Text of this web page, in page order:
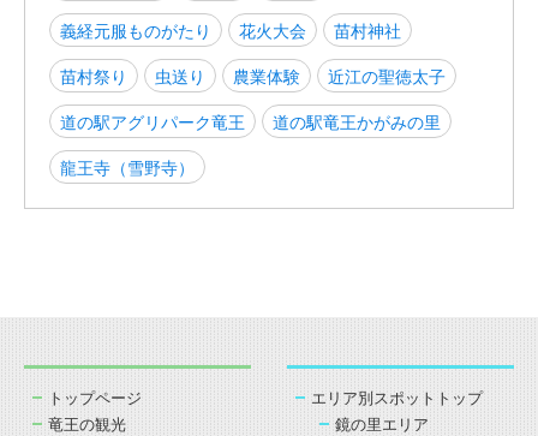
義経元服ものがたり
花火大会
苗村神社
苗村祭り
虫送り 農業体験
近江の聖徳太子
道の駅アグリパーク竜王
道の駅竜王かがみの里
龍王寺（雪野寺）
トップページ
竜王の観光
エリア別スポットトップ
鏡の里エリア